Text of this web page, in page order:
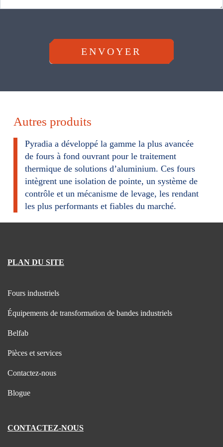
l
ENVOYER
Autres produits
Pyradia a développé la gamme la plus avancée
de fours à fond ouvrant pour le traitement
thermique de solutions d’aluminium. Ces fours
intègrent une isolation de pointe, un système de
contrôle et un mécanisme de levage, les rendant
les plus performants et fiables du marché.
PLAN DU SITE
Fours industriels
Équipements de transformation de bandes industriels
Belfab
Pièces et services
Contactez-nous
Blogue
CONTACTEZ-NOUS